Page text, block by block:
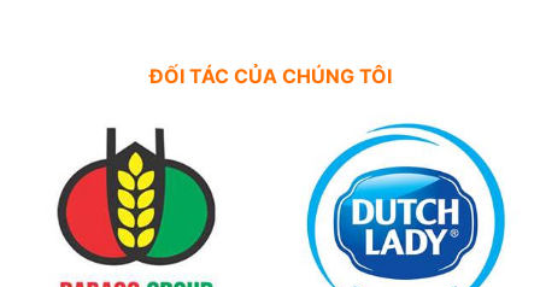
ĐỐI TÁC CỦA CHÚNG TÔI